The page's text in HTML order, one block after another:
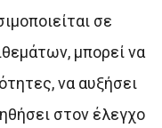
σε
μπορεί να
να αυξήσει
στον έλεγχο